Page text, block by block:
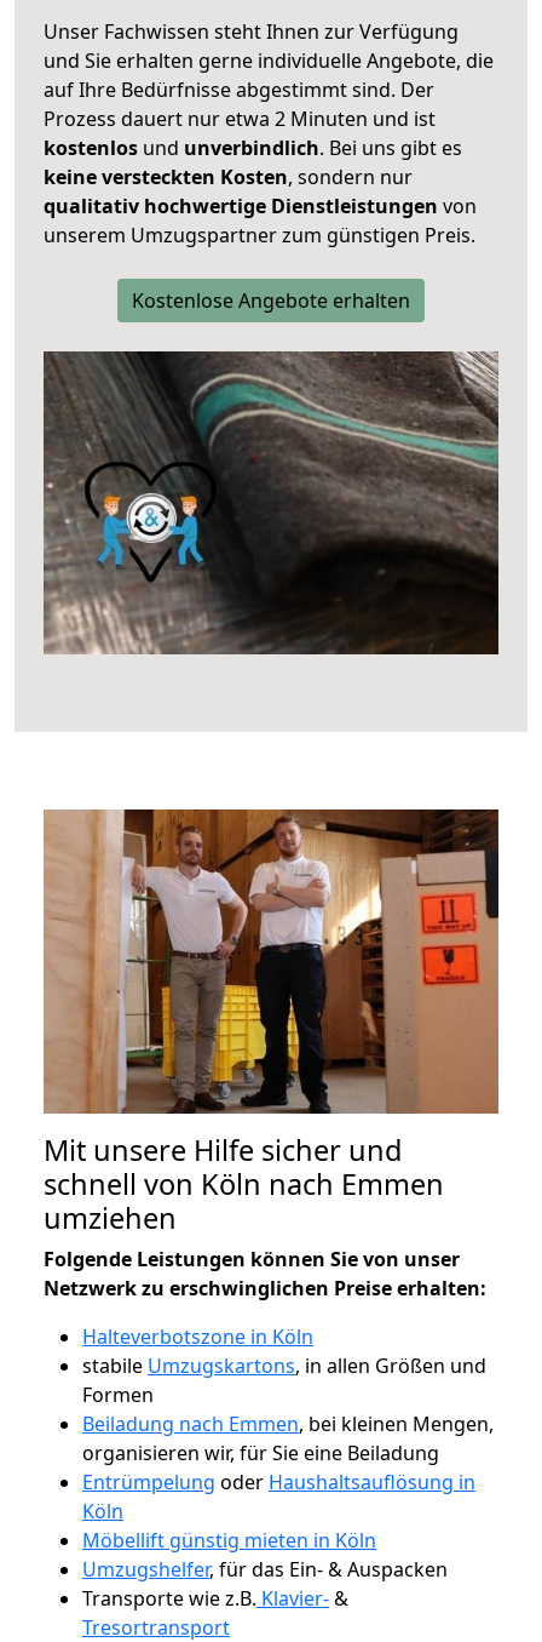
Unser Fachwissen steht Ihnen zur Verfügung
und Sie erhalten gerne individuelle Angebote, die
auf Ihre Bedürfnisse abgestimmt sind. Der
Prozess dauert nur etwa 2 Minuten und ist
kostenlos und unverbindlich. Bei uns gibt es
keine versteckten Kosten, sondern nur
qualitativ hochwertige Dienstleistungen von
unserem Umzugspartner zum günstigen Preis.
Kostenlose Angebote erhalten
Mit unsere Hilfe sicher und
schnell von Köln nach Emmen
umziehen
Folgende Leistungen können Sie von unser
Netzwerk zu erschwinglichen Preise erhalten:
Halteverbotszone in Köln
stabile Umzugskartons, in allen Größen und
Formen
Beiladung nach Emmen, bei kleinen Mengen,
organisieren wir, für Sie eine Beiladung
Entrümpelung oder Haushaltsauflösung in
Köln
Möbellift günstig mieten in Köln
Umzugshelfer, für das Ein- & Auspacken
Transporte wie z.B. Klavier-&
Tresortransport